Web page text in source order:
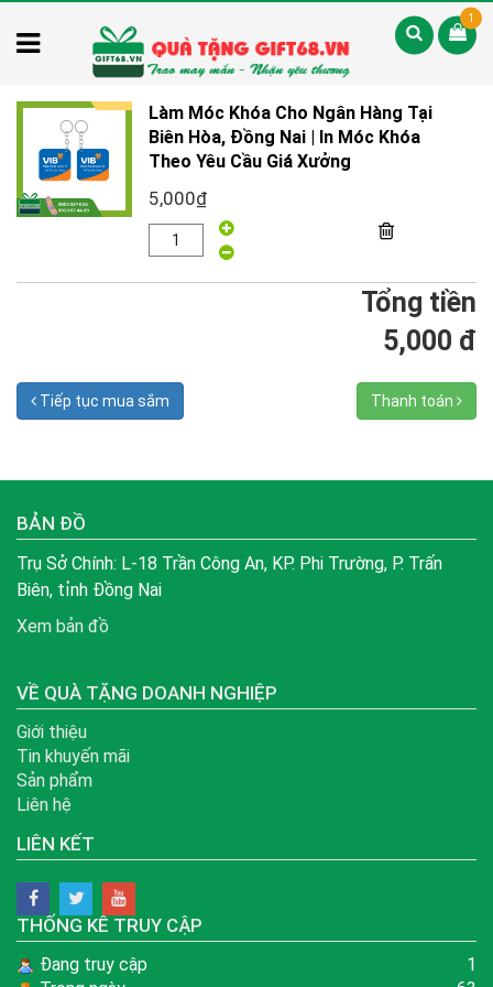
1
Làm Móc Khóa Cho Ngân Hàng Tại
Biên Hòa, Đồng Nai | In Móc Khóa
Theo Yêu Cầu Giá Xưởng
5,000₫
Tổng tiền
5,000 đ
Tiếp tục mua sắm Thanh toán
BẢN ĐỒ
Trụ Sở Chính: L-18 Trần Công An, KP. Phi Trường, P. Trấn
Biên, tỉnh Đồng Nai
Xem bản đồ
VỀ QUÀ TẶNG DOANH NGHIỆP
Giới thiệu
Tin khuyến mãi
Sản phẩm
Liên hệ
LIÊN KẾT
THỐNG KÊ TRUY CẬP
Đang truy cập
1